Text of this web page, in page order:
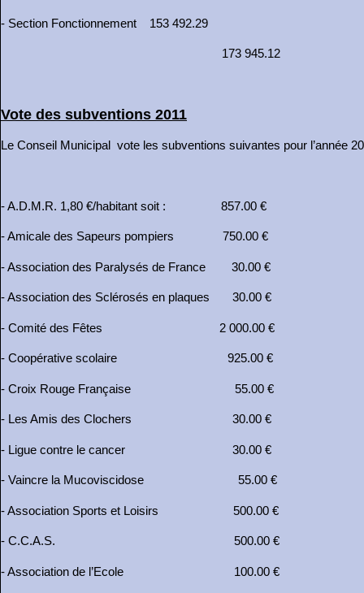
- Section Fonctionnement 153 492.29
173 945.12
Vote des subventions 2011
Le Conseil Municipal vote les subventions suivantes pour l’année
- A.D.M.R. 1,80 €/habitant soit : 857.00 €
- Amicale des Sapeurs pompiers 750.00 €
- Association des Paralysés de France 30.00 €
- Association des Sclérosés en plaques 30.00 €
- Comité des Fêtes 2 000.00 €
- Coopérative scolaire 925.00 €
- Croix Rouge Française 55.00 €
- Les Amis des Clochers 30.00 €
- Ligue contre le cancer 30.00 €
- Vaincre la Mucoviscidose 55.00 €
- Association Sports et Loisirs 500.00 €
- C.C.A.S. 500.00 €
- Association de l’Ecole 100.00 €